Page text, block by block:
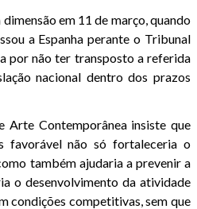
em 11 de março, quando
a Espanha perante o Tribunal
por não ter transposto a referida
nacional dentro dos prazos
Arte Contemporânea insiste que
favorável não só fortaleceria o
também ajudaria a prevenir a
o desenvolvimento da atividade
condições competitivas, sem que